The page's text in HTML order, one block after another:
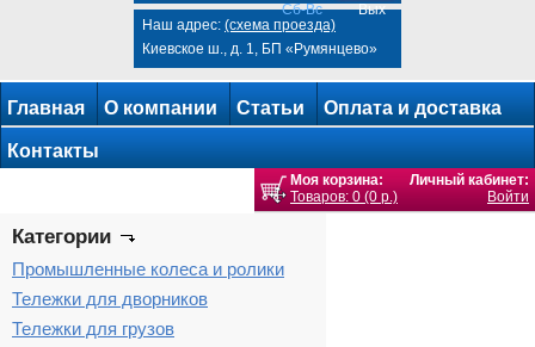
Сб-Вс
Вых
Наш адрес: (схема проезда)
Киевское ш., д. 1, БП «Румянцево»
Главная О компании Статьи Оплата и доставка
Контакты
Моя корзина:
Товаров: 0 (0 р.)
Личный кабинет:
Войти
Категории
Промышленные колеса и ролики
Тележки для дворников
Тележки для грузов